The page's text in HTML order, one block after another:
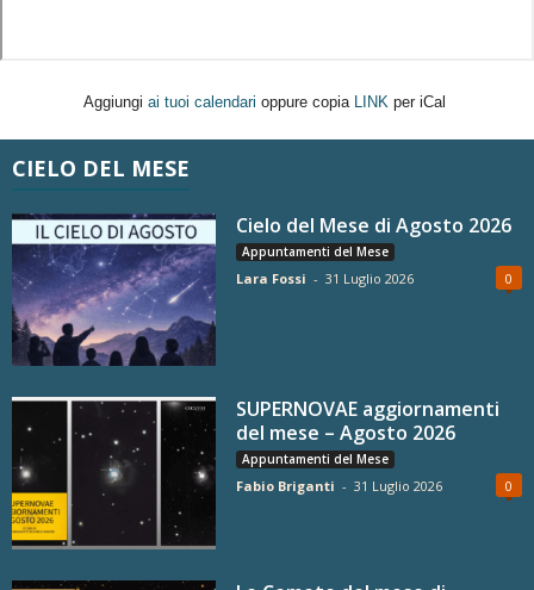
Aggiungi ai tuoi calendari oppure copia LINK per iCal
CIELO DEL MESE
Cielo del Mese di Agosto 2026
Appuntamenti del Mese
Lara Fossi - 31 Luglio 2026 0
SUPERNOVAE aggiornamenti
del mese – Agosto 2026
Appuntamenti del Mese
Fabio Briganti - 31 Luglio 2026 0